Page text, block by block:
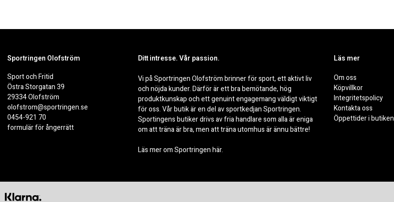
Sportringen Olofström
Sport och Fritid
Östra Storgatan 39
29334 Olofström
olofstrom@sportringen.se
0454-921 70
formulär för ångerrätt
Ditt intresse. Vår passion.
Vi på SportringenOlofströmbrinner för sport, ett aktivt liv
och nöjda kunder. Därför är ett bra bemötande, hög
produktkunskap och ett genuint engagemang väldigt viktigt
för oss.Vår butik är en del av sportkedjan Sportringen.
Sportingens butiker drivs av fria handlare som alla är eniga
om att träna är bra, men att träna utomhus är ännu bättre!
Läs mer om Sportringen här.
Läs mer
Om oss
Köpvillkor
Integritetspolicy
Kontakta oss
Öppettider i butiken